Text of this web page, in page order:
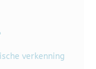
verkenning